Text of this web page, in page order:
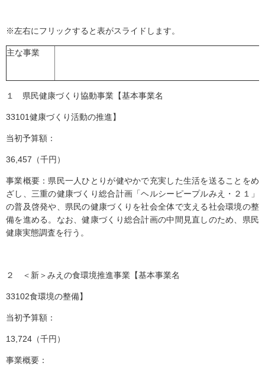
※左右にフリックすると表がスライドします。
主な事業
１ 県民健康づくり協動事業【基本事業名
33101健康づくり活動の推進】
当初予算額：
36,457（千円）
事業概要：県民一人ひとりが健やかで充実した生活を送ることをめ
ざし、三重の健康づくり総合計画「ヘルシーピープルみえ・２１」
の普及啓発や、県民の健康づくりを社会全体で支える社会環境の整
備を進める。なお、健康づくり総合計画の中間見直しのため、県民
健康実態調査を行う。
２ ＜新＞みえの食環境推進事業【基本事業名
33102食環境の整備】
当初予算額：
13,724（千円）
事業概要：